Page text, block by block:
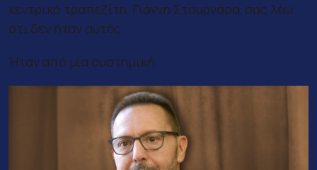
κεντρικό τραπεζίτη, Γιάννη Στουρνάρα, σας λέω
ότι δεν ήταν αυτός.
Ήταν από μία συστημική.